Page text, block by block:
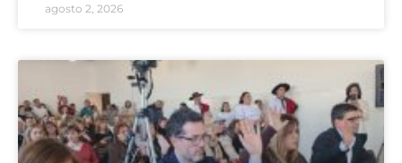
agosto 2, 2026